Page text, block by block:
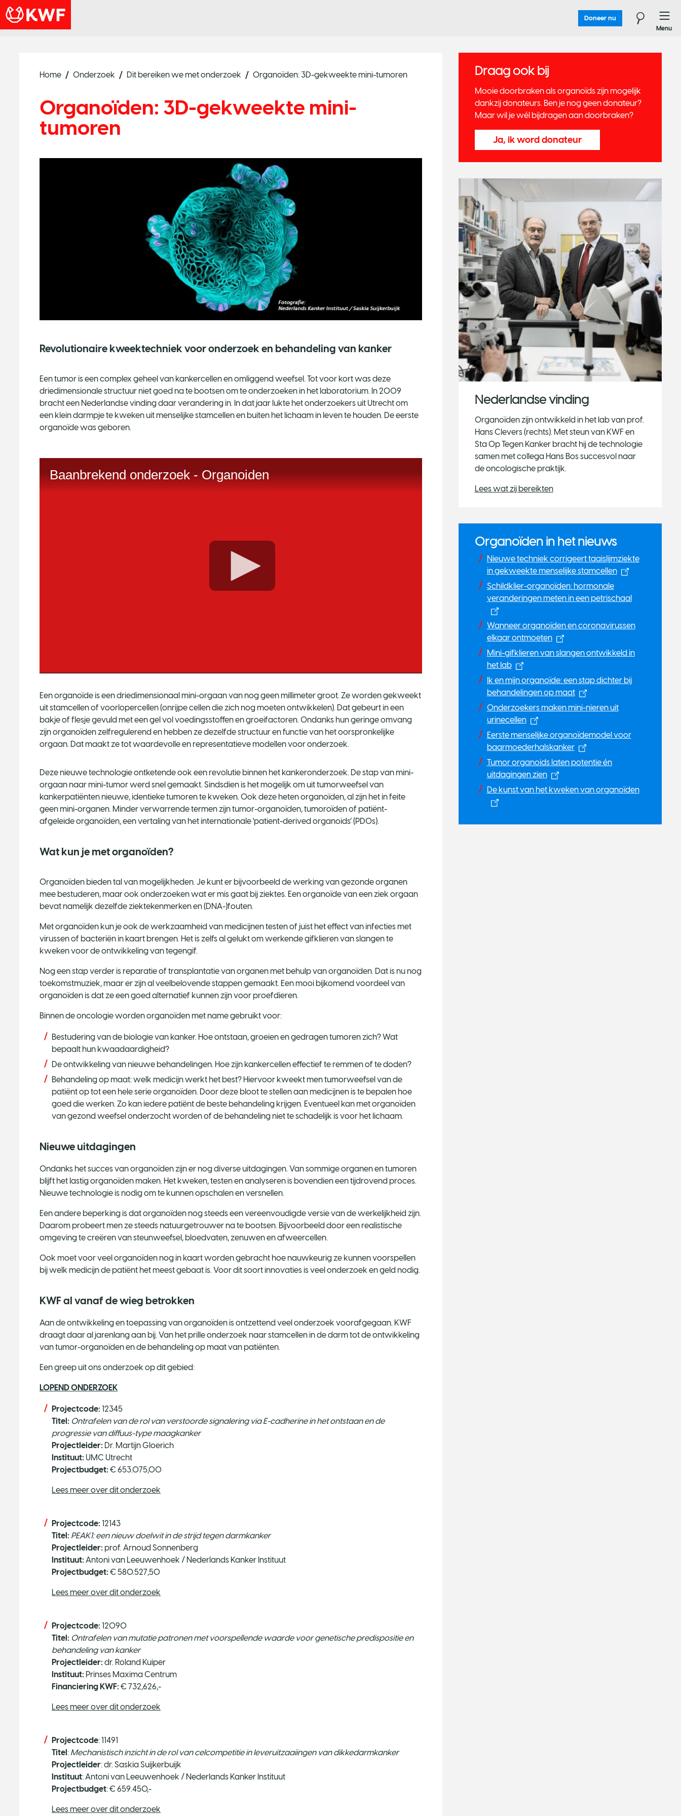
Doneer nu
Menu
Home Onderzoek Dit bereiken we met onderzoek Organoïden: 3D-gekweekte mini-tumoren
Organoïden: 3D-gekweekte mini-
tumoren
Revolutionaire kweektechniek voor onderzoek en behandeling van kanker
Een tumor is een complex geheel van kankercellen en omliggend weefsel. Tot voor kort was deze
driedimensionale structuur niet goed na te bootsen om te onderzoeken in het laboratorium. In 2009
bracht een Nederlandse vinding daar verandering in. In dat jaar lukte het onderzoekers uit Utrecht om
een klein darmpje te kweken uit menselijke stamcellen en buiten het lichaam in leven te houden. De eerste
organoïde was geboren.
Een organoïde is een driedimensionaal mini-orgaan van nog geen millimeter groot. Ze worden gekweekt
uit stamcellen of voorlopercellen (onrijpe cellen die zich nog moeten ontwikkelen). Dat gebeurt in een
bakje of flesje gevuld met een gel vol voedingsstoffen en groeifactoren. Ondanks hun geringe omvang
zijn organoïden zelfregulerend en hebben ze dezelfde structuur en functie van het oorspronkelijke
orgaan. Dat maakt ze tot waardevolle en representatieve modellen voor onderzoek.
Deze nieuwe technologie ontketende ook een revolutie binnen het kankeronderzoek. De stap van mini-
orgaan naar mini-tumor werd snel gemaakt. Sindsdien is het mogelijk om uit tumorweefsel van
kankerpatiënten nieuwe, identieke tumoren te kweken. Ook deze heten organoïden, al zijn het in feite
geen mini-organen. Minder verwarrende termen zijn tumor-organoïden, tumoroïden of patiënt-
afgeleide organoïden, een vertaling van het internationale 'patient-derived organoids’ (PDOs).
Wat kun je met organoïden?
Organoïden bieden tal van mogelijkheden. Je kunt er bijvoorbeeld de werking van gezonde organen
mee bestuderen, maar ook onderzoeken wat er mis gaat bij ziektes. Een organoïde van een ziek orgaan
bevat namelijk dezelfde ziektekenmerken en (DNA-)fouten.
Met organoïden kun je ook de werkzaamheid van medicijnen testen of juist het effect van infecties met
virussen of bacteriën in kaart brengen. Het is zelfs al gelukt om werkende gifklieren van slangen te
kweken voor de ontwikkeling van tegengif.
Nog een stap verder is reparatie of transplantatie van organen met behulp van organoïden. Dat is nu nog
toekomstmuziek, maar er zijn al veelbelovende stappen gemaakt. Een mooi bijkomend voordeel van
organoïden is dat ze een goed alternatief kunnen zijn voor proefdieren.
Binnen de oncologie worden organoïden met name gebruikt voor:
Bestudering van de biologie van kanker. Hoe ontstaan, groeien en gedragen tumoren zich? Wat
bepaalt hun kwaadaardigheid?
De ontwikkeling van nieuwe behandelingen. Hoe zijn kankercellen effectief te remmen of te doden?
Behandeling op maat: welk medicijn werkt het best? Hiervoor kweekt men tumorweefsel van de
patiënt op tot een hele serie organoïden. Door deze bloot te stellen aan medicijnen is te bepalen hoe
goed die werken. Zo kan iedere patiënt de beste behandeling krijgen. Eventueel kan met organoïden
van gezond weefsel onderzocht worden of de behandeling niet te schadelijk is voor het lichaam.
Nieuwe uitdagingen
Ondanks het succes van organoïden zijn er nog diverse uitdagingen. Van sommige organen en tumoren
blijft het lastig organoïden maken. Het kweken, testen en analyseren is bovendien een tijdrovend proces.
Nieuwe technologie is nodig om te kunnen opschalen en versnellen.
Een andere beperking is dat organoïden nog steeds een vereenvoudigde versie van de werkelijkheid zijn.
Daarom probeert men ze steeds natuurgetrouwer na te bootsen. Bijvoorbeeld door een realistische
omgeving te creëren van steunweefsel, bloedvaten, zenuwen en afweercellen.
Ook moet voor veel organoïden nog in kaart worden gebracht hoe nauwkeurig ze kunnen voorspellen
bij welk medicijn de patiënt het meest gebaat is. Voor dit soort innovaties is veel onderzoek en geld nodig.
KWF al vanaf de wieg betrokken
Aan de ontwikkeling en toepassing van organoïden is ontzettend veel onderzoek voorafgegaan. KWF
draagt daar al jarenlang aan bij. Van het prille onderzoek naar stamcellen in de darm tot de ontwikkeling
van tumor-organoïden en de behandeling op maat van patiënten.
Een greep uit ons onderzoek op dit gebied:
LOPEND ONDERZOEK
Projectcode: 12345
Titel: Ontrafelen van de rol van verstoorde signalering via E-cadherine in het ontstaan en de
progressie van diffuus-type maagkanker
Projectleider: Dr. Martijn Gloerich
Instituut: UMC Utrecht
Projectbudget: € 653.075,00
Lees meer over dit onderzoek
Projectcode: 12143
Titel: PEAK1: een nieuw doelwit in de strijd tegen darmkanker
Projectleider: prof. Arnoud Sonnenberg
Instituut: Antoni van Leeuwenhoek / Nederlands Kanker Instituut
Projectbudget: € 580.527,50
Lees meer over dit onderzoek
Projectcode: 12090
Titel: Ontrafelen van mutatie patronen met voorspellende waarde voor genetische predispositie en
behandeling van kanker
Projectleider: dr. Roland Kuiper
Instituut: ​ Prinses Maxima Centrum
Financiering KWF: € 732,626,-
Lees meer over dit onderzoek
Projectcode: 11491
Titel: Mechanistisch inzicht in de rol van celcompetitie in leveruitzaaiingen van dikkedarmkanker
Projectleider: dr. Saskia Suijkerbuijk
Instituut: Antoni van Leeuwenhoek / Nederlands Kanker Instituut
Projectbudget: € 659.450,-
Lees meer over dit onderzoek
Draag ook bij
Mooie doorbraken als organoïds zijn mogelijk
dankzij donateurs. Ben je nog geen donateur?
Maar wil je wél bijdragen aan doorbraken?
Ja, ik word donateur
Nederlandse vinding
Organoïden zijn ontwikkeld in het lab van prof.
Hans Clevers (rechts). Met steun van KWF en
Sta Op Tegen Kanker bracht hij de technologie
samen met collega Hans Bos succesvol naar
de oncologische praktijk.
Lees wat zij bereikten
Organoïden in het nieuws
Nieuwe techniek corrigeert taaislijmziekte
in gekweekte menselijke stamcellen
Schildklier-organoïden: hormonale
veranderingen meten in een petrischaal
Wanneer organoïden en coronavirussen
elkaar ontmoeten
Mini-gifklieren van slangen ontwikkeld in
het lab
Ik en mijn organoïde: een stap dichter bij
behandelingen op maat
Onderzoekers maken mini-nieren uit
urinecellen
Eerste menselijke organoïdemodel voor
baarmoederhalskanker
Tumor organoids laten potentie én
uitdagingen zien
De kunst van het kweken van organoïden